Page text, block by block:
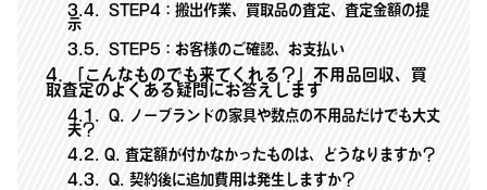
3.4
STEP4：搬出作業、買取品の査定、査定金額の提
示
3.5
STEP5：お客様のご確認、お支払い
4
「こんなものでも来てくれる？」不用品回収、買
取査定のよくある疑問にお答えします
4.1
Q. ノーブランドの家具や数点の不用品だけでも大丈
夫？
4.2
Q. 査定額が付かなかったものは、どうなりますか？
4.3
Q. 契約後に追加費用は発生しますか？